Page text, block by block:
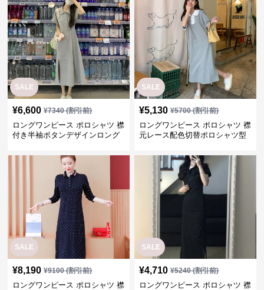
SALE
¥6,600 ¥7340(割引前)
ロングワンピース ポロシャツ 襟
付き半袖ボタンデザインロング
SALE
¥5,130 ¥5700(割引前)
ロングワンピース ポロシャツ 襟
元レース配色切替ポロシャツ型
SALE
¥8,190 ¥9100(割引前)
ロングワンピース ポロシャツ 襟
SALE
¥4,710 ¥5240(割引前)
ロングワンピース ポロシャツ 襟